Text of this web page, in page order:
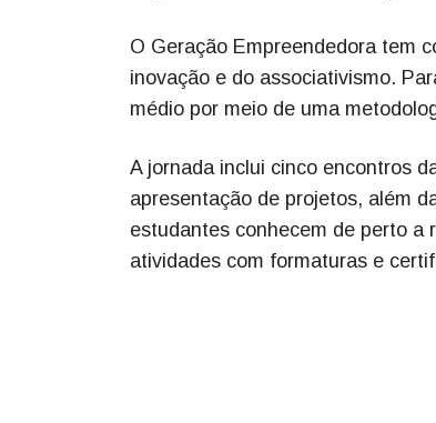
O Geração Empreendedora tem
inovação e do associativismo.
médio por meio de uma
A jornada inclui cinco encontros
apresentação de projetos, além
estudantes conhecem de perto a
atividades com formaturas e